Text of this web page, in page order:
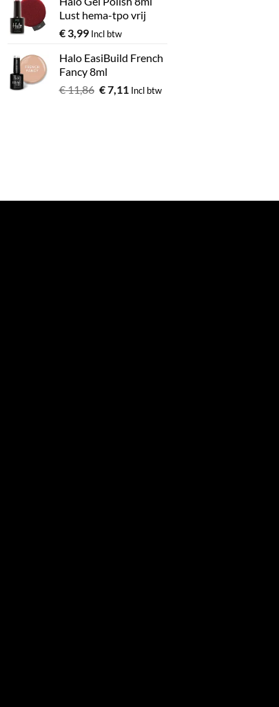
Lust hema-tpo vrij
€3,99 Incl btw
Halo EasiBuild French
Fancy 8ml
€11,86 €7,11 Incl btw